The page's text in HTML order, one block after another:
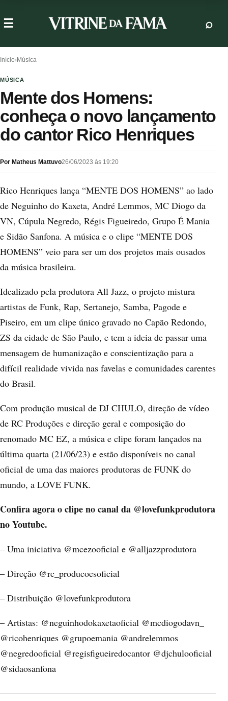
Início›Música
MÚSICA
Mente dos Homens:
conheça o novo lançamento
do cantor Rico Henriques
Por Matheus Mattuvo26/06/2023 às 19:20
Rico Henriques lança “MENTE DOS HOMENS” ao lado
de Neguinho do Kaxeta, André Lemmos, MC Diogo da
VN, Cúpula Negredo, Régis Figueiredo, Grupo É Mania
e Sidão Sanfona. A música e o clipe “MENTE DOS
HOMENS” veio para ser um dos projetos mais ousados
da música brasileira.
Idealizado pela produtora All Jazz, o projeto mistura
artistas de Funk, Rap, Sertanejo, Samba, Pagode e
Piseiro, em um clipe único gravado no Capão Redondo,
ZS da cidade de São Paulo, e tem a ideia de passar uma
mensagem de humanização e conscientização para a
difícil realidade vivida nas favelas e comunidades carentes
do Brasil.
Com produção musical de DJ CHULO, direção de vídeo
de RC Produções e direção geral e composição do
renomado MC EZ, a música e clipe foram lançados na
última quarta (21/06/23) e estão disponíveis no canal
oficial de uma das maiores produtoras de FUNK do
mundo, a LOVE FUNK.
Confira agora o clipe no canal da @lovefunkprodutora
no Youtube.
– Uma iniciativa @mcezooficial e @alljazzprodutora
– Direção @rc_producoesoficial
– Distribuição @lovefunkprodutora
– Artistas: @neguinhodokaxetaoficial @mcdiogodavn_
@ricohenriques @grupoemania @andrelemmos
@negredooficial @regisfigueiredocantor @djchulooficial
@sidaosanfona